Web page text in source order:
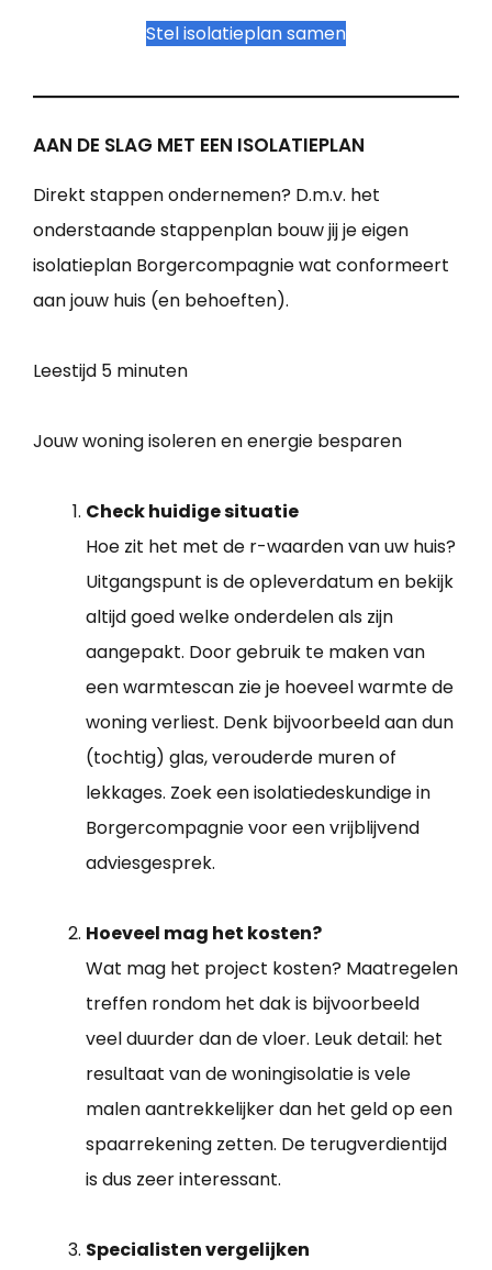
Stel isolatieplan samen
AAN DE SLAG MET EEN ISOLATIEPLAN
Direkt stappen ondernemen? D.m.v. het
onderstaande stappenplan bouw jij je eigen
isolatieplan Borgercompagnie wat conformeert
aan jouw huis (en behoeften).
Leestijd 5 minuten
Jouw woning isoleren en energie besparen
Check huidige situatie
Hoe zit het met de r-waarden van uw huis?
Uitgangspunt is de opleverdatum en bekijk
altijd goed welke onderdelen als zijn
aangepakt. Door gebruik te maken van
een warmtescan zie je hoeveel warmte de
woning verliest. Denk bijvoorbeeld aan dun
(tochtig) glas, verouderde muren of
lekkages. Zoek een isolatiedeskundige in
Borgercompagnie voor een vrijblijvend
adviesgesprek.
Hoeveel mag het kosten?
Wat mag het project kosten? Maatregelen
treffen rondom het dak is bijvoorbeeld
veel duurder dan de vloer. Leuk detail: het
resultaat van de woningisolatie is vele
malen aantrekkelijker dan het geld op een
spaarrekening zetten. De terugverdientijd
is dus zeer interessant.
Specialisten vergelijken